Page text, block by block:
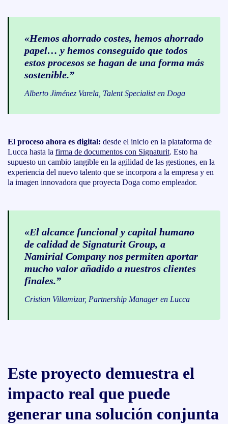
«Hemos ahorrado costes, hemos ahorrado
papel… y hemos conseguido que todos
estos procesos se hagan de una forma más
sostenible.”
Alberto Jiménez Varela, Talent Specialist en Doga
El proceso ahora es digital: desde el inicio en la plataforma de
Lucca hasta la firma de documentos con Signaturit. Esto ha
supuesto un cambio tangible en la agilidad de las gestiones, en la
experiencia del nuevo talento que se incorpora a la empresa y en
la imagen innovadora que proyecta Doga como empleador.
«El alcance funcional y capital humano
de calidad de Signaturit Group, a
Namirial Company nos permiten aportar
mucho valor añadido a nuestros clientes
finales.”
Cristian Villamizar, Partnership Manager en Lucca
Este proyecto demuestra el
impacto real que puede
generar una solución conjunta